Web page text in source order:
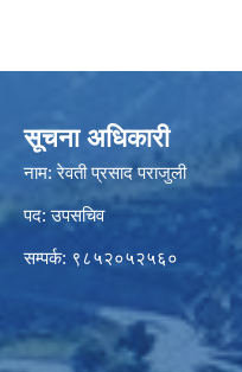
सूचना अधिकारी
नाम: रेवती प्रसाद पराजुली
पद: उपसचिव
सम्पर्क: ९८५२०५२५६०